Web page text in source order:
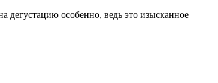
дегустацию особенно, ведь это изысканное